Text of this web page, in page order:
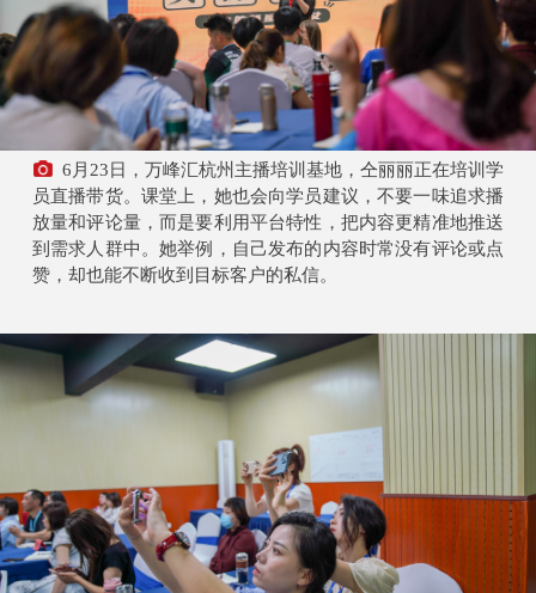
6月23日，万峰汇杭州主播培训基地，仝丽丽正在培训学
员直播带货。课堂上，她也会向学员建议，不要一味追求播
放量和评论量，而是要利用平台特性，把内容更精准地推送
到需求人群中。她举例，自己发布的内容时常没有评论或点
赞，却也能不断收到目标客户的私信。